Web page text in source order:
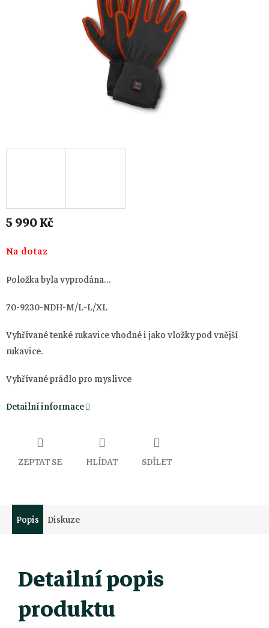
5 990 Kč
Měrná
cena:
Na dotaz
Položka byla vyprodána…
70-9230-NDH-M/L-L/XL
Vyhřívané tenké rukavice vhodné i jako vložky pod vnější
rukavice.
Vyhřívané prádlo pro myslivce
Detailní informace
ZEPTAT SE HLÍDAT SDÍLET
Popis Diskuze
Detailní popis
produktu